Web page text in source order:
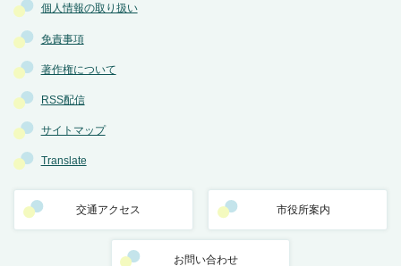
個人情報の取り扱い
免責事項
著作権について
RSS配信
サイトマップ
Translate
交通アクセス 市役所案内
お問い合わせ